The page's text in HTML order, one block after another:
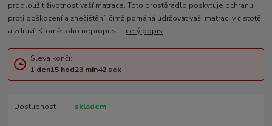
prodloužit životnost vaší matrace. Toto prostěradlo poskytuje ochranu
proti poškození a znečištění, čímž pomáhá udržovat vaši matraci v čistotě
a zdraví. Kromě toho nepropust... celý popis
Sleva končí:
1 den15hod23min42sek
Dostupnost skladem